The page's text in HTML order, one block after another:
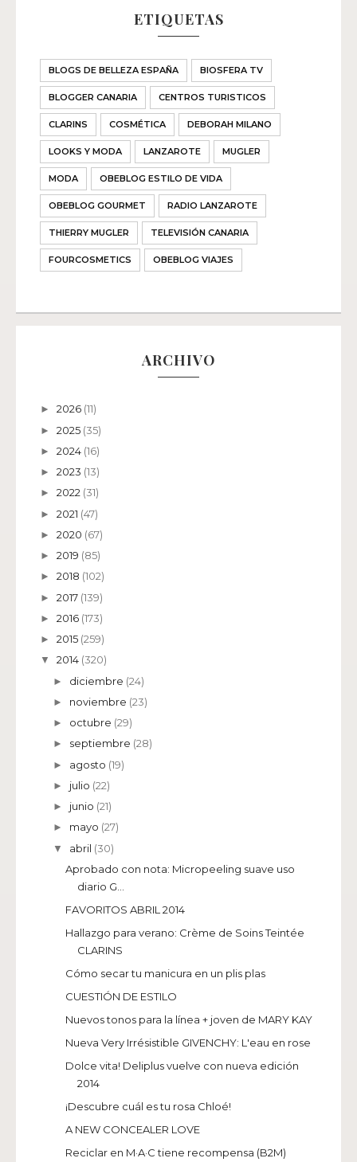
ETIQUETAS
BLOGS DE BELLEZA ESPAÑA BIOSFERA TV
BLOGGER CANARIA CENTROS TURISTICOS
CLARINS COSMÉTICA DEBORAH MILANO
LOOKS Y MODA LANZAROTE MUGLER
MODA OBEBLOG ESTILO DE VIDA
OBEBLOG GOURMET RADIO LANZAROTE
THIERRY MUGLER TELEVISIÓN CANARIA
FOURCOSMETICS OBEBLOG VIAJES
ARCHIVO
► 2026 (11)
► 2025 (35)
► 2024 (16)
► 2023 (13)
► 2022 (31)
► 2021 (47)
► 2020 (67)
► 2019 (85)
► 2018 (102)
► 2017 (139)
► 2016 (173)
► 2015 (259)
▼ 2014 (320)
► diciembre (24)
► noviembre (23)
► octubre (29)
► septiembre (28)
► agosto (19)
► julio (22)
► junio (21)
► mayo (27)
▼ abril (30)
Aprobado con nota: Micropeeling suave uso
diario G...
FAVORITOS ABRIL 2014
Hallazgo para verano: Crème de Soins Teintée
CLARINS
Cómo secar tu manicura en un plis plas
CUESTIÓN DE ESTILO
Nuevos tonos para la línea + joven de MARY KAY
Nueva Very Irrésistible GIVENCHY: L'eau en rose
Dolce vita! Deliplus vuelve con nueva edición
2014
¡Descubre cuál es tu rosa Chloé!
A NEW CONCEALER LOVE
Reciclar en M·A·C tiene recompensa (B2M)